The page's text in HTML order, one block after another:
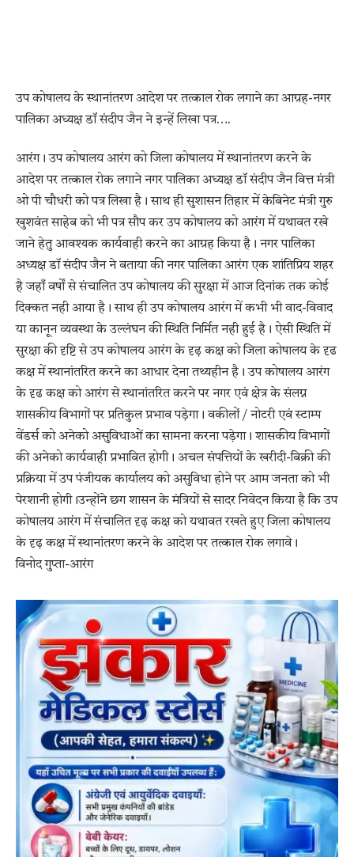
उप कोषालय के स्थानांतरण आदेश पर तत्काल रोक लगाने का आग्रह-नगर
पालिका अध्यक्ष डॉ संदीप जैन ने इन्हें लिखा पत्र….
आरंग। उप कोषालय आरंग को जिला कोषालय में स्थानांतरण करने के
आदेश पर तत्काल रोक लगाने नगर पालिका अध्यक्ष डॉ संदीप जैन वित्त मंत्री
ओ पी चौधरी को पत्र लिखा है। साथ ही सुशासन तिहार में केबिनेट मंत्री गुरु
खुशवंत साहेब को भी पत्र सौप कर उप कोषालय को आरंग में यथावत रखे
जाने हेतु आवश्यक कार्यवाही करने का आग्रह किया है। नगर पालिका
अध्यक्ष डॉ संदीप जैन ने बताया की नगर पालिका आरंग एक शांतिप्रिय शहर
है जहाँ वर्षों से संचालित उप कोषालय की सुरक्षा में आज दिनांक तक कोई
दिक्कत नही आया है। साथ ही उप कोषालय आरंग में कभी भी वाद-विवाद
या कानून व्यवस्था के उल्लंघन की स्थिति निर्मित नही हुई है। ऐसी स्थिति में
सुरक्षा की दृष्टि से उप कोषालय आरंग के दृढ़ कक्ष को जिला कोषालय के दृढ
कक्ष में स्थानांतरित करने का आधार देना तथ्यहीन है। उप कोषालय आरंग
के दृढ कक्ष को आरंग से स्थानांतरित करने पर नगर एवं क्षेत्र के संलग्न
शासकीय विभागों पर प्रतिकुल प्रभाव पड़ेगा। वकीलों / नोटरी एवं स्टाम्प
वेंडर्स को अनेको असुविधाओं का सामना करना पड़ेगा। शासकीय विभागों
की अनेको कार्यवाही प्रभावित होगी। अचल संपत्तियों के खरीदी-बिक्री की
प्रक्रिया में उप पंजीयक कार्यालय को असुविधा होने पर आम जनता को भी
पेरशानी होगी।उन्होंने छग शासन के मंत्रियों से सादर निवेदन किया है कि उप
कोषालय आरंग में संचालित दृढ़ कक्ष को यथावत रखते हुए जिला कोषालय
के दृढ़ कक्ष में स्थानांतरण करने के आदेश पर तत्काल रोक लगावे।
विनोद गुप्ता-आरंग